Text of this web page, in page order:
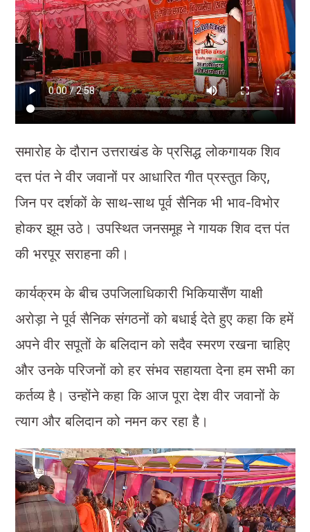
समारोह के दौरान उत्तराखंड के प्रसिद्ध लोकगायक शिव
दत्त पंत ने वीर जवानों पर आधारित गीत प्रस्तुत किए,
जिन पर दर्शकों के साथ-साथ पूर्व सैनिक भी भाव-विभोर
होकर झूम उठे। उपस्थित जनसमूह ने गायक शिव दत्त पंत
की भरपूर सराहना की।
कार्यक्रम के बीच उपजिलाधिकारी भिकियासैंण याक्षी
अरोड़ा ने पूर्व सैनिक संगठनों को बधाई देते हुए कहा कि हमें
अपने वीर सपूतों के बलिदान को सदैव स्मरण रखना चाहिए
और उनके परिजनों को हर संभव सहायता देना हम सभी का
कर्तव्य है। उन्होंने कहा कि आज पूरा देश वीर जवानों के
त्याग और बलिदान को नमन कर रहा है।